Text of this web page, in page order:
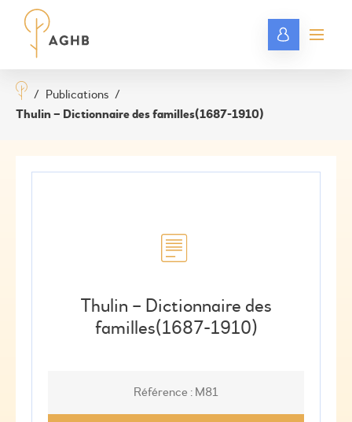
/ Publications /
Thulin – Dictionnaire des familles(1687-1910)
Thulin – Dictionnaire des
familles(1687-1910)
Référence : M81